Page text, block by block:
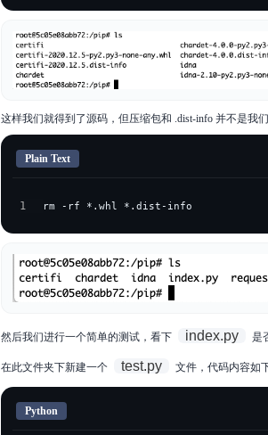
这样我们就得到了源码，但压缩包和 .dist-info 并不是我
Plain Text
1 rm -rf *.whl *.dist-info
然后我们进行一个简单的测试，看下 index.py 是
在此文件夹下新建一个 test.py 文件，代码内容如
Python